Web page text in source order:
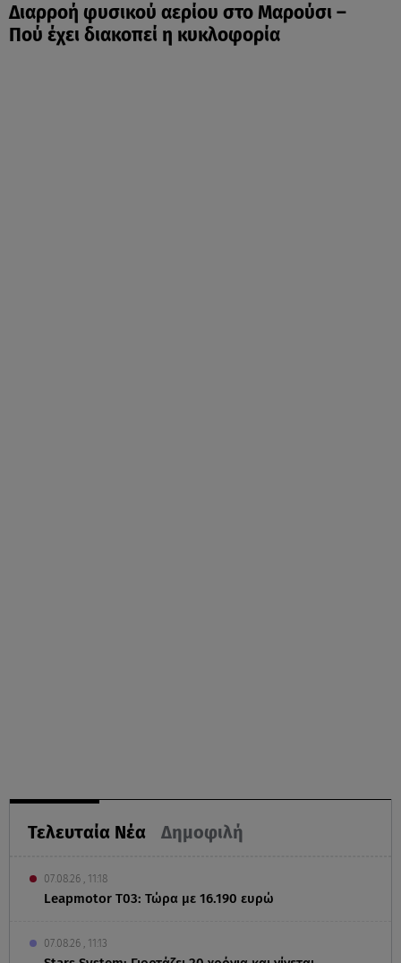
Διαρροή φυσικού αερίου στο Μαρούσι –
Πού έχει διακοπεί η κυκλοφορία
Τελευταία Νέα Δημοφιλή
07.08.26 , 11:18
Leapmotor T03: Τώρα με 16.190 ευρώ
07.08.26 , 11:13